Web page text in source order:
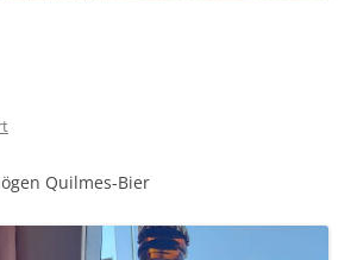
Quilmes-Bier